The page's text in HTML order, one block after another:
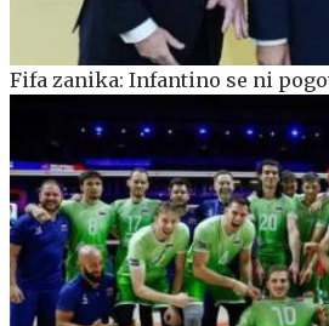
Fifa zanika: Infantino se ni